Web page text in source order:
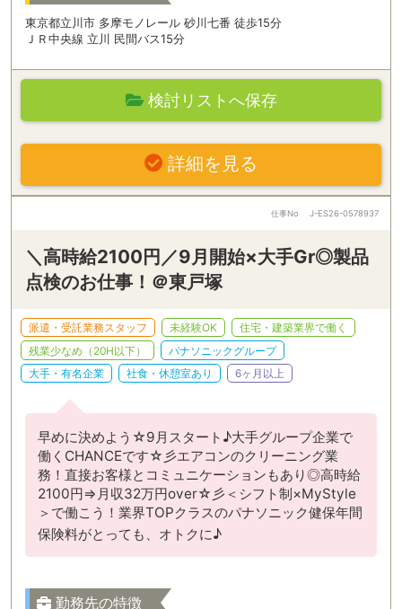
東京都立川市 多摩モノレール 砂川七番 徒歩15分
ＪＲ中央線 立川 民間バス15分
検討リストへ保存
詳細を見る
仕事No J-ES26-0578937
＼高時給2100円／9月開始×大手Gr◎製品
点検のお仕事！＠東戸塚
派遣・受託業務スタッフ 未経験OK
住宅・建築業界で働く
残業少なめ（20H以下）
パナソニックグループ
大手・有名企業
社食・休憩室あり 6ヶ月以上
早めに決めよう☆9月スタート♪大手グループ企業で
働くCHANCEです☆彡エアコンのクリーニング業
務！直接お客様とコミュニケーションもあり◎高時給
2100円⇒月収32万円over☆彡＜シフト制×MyStyle
＞で働こう！業界TOPクラスのパナソニック健保年間
保険料がとっても、オトクに♪
勤務先の特徴